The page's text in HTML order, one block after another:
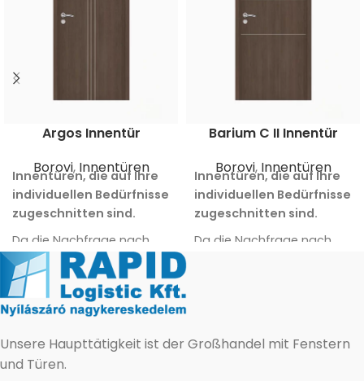
Argos Innentür
Borovi, Innentüren
Innentüren, die auf Ihre
individuellen Bedürfnisse
zugeschnitten sind.
Da die Nachfrage nach
verschiedenen Arten von
Innentüren gestiegen ist,
ist auch eine erhöhte
Verschleißfestigkeit zu
geworden. Aus diesem
Grund haben die Hersteller
Barium C II Innentür
Borovi, Innentüren
Innentüren, die auf Ihre
individuellen Bedürfnisse
zugeschnitten sind.
Da die Nachfrage nach
geworden. Aus diesem
Unsere Haupttätigkeit ist der Großhandel mit Fenstern
und Türen.